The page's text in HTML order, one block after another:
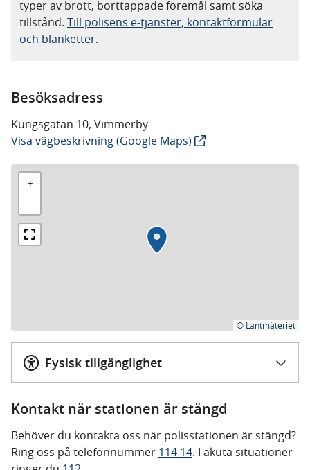
typer av brott, borttappade föremål samt söka
tillstånd. Till polisens e-tjänster, kontaktformulär
och blanketter.
Besöksadress
Kungsgatan 10, Vimmerby
Visa vägbeskrivning (Google Maps)
+
−
© Lantmäteriet
Fysisk tillgänglighet
Kontakt när stationen är stängd
Behöver du kontakta oss när polisstationen är stängd?
Ring oss på telefonnummer 114 14. I akuta situationer